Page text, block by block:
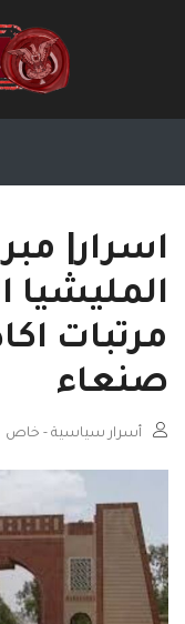
اسرار|
المليشيا
مرتبات
صنعاء
أسرار سياسية - خاص